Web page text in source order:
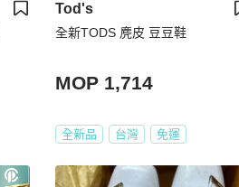
Tod's
全新TODS 麂皮 豆豆鞋
MOP 1,714
全新品 台灣 免運